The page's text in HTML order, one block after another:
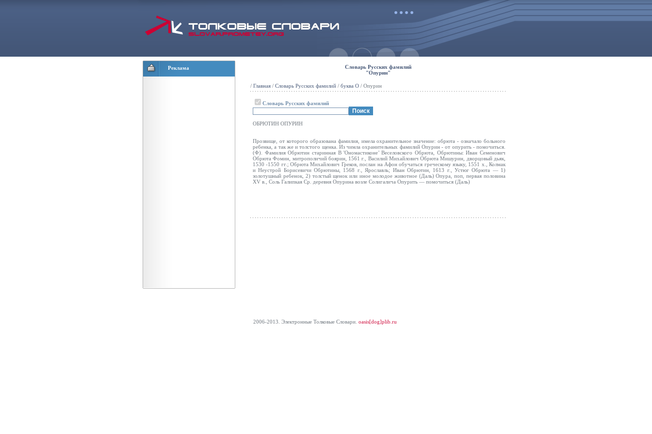
Реклама
Словарь Русских фамилий
"Опурин"
/ Главная / Словарь Русских фамилий / буква О / Опурин
Словарь Русских фамилий
ОБРЮТИН ОПУРИН
Прозвище, от которого образована фамилия, имела охранительное значение: обрюта - означало больного
ребенка, а так же и толстого щенка. Из чимла охранительных фамилий Опурин - от опурить - помочиться.
(Ф). Фамилия Обрютин старинная В 'Ономастиконе' Веселовского Обрюта, Обрютины: Иван Семенович
Обрюта Фомин, митрополичий боярин, 1561 г., Василий Михайлович Обрюта Мишурин, дворцовый дьяк,
1530 -1550 гг.; Обрюта Михайлович Греков, послан на Афон обучаться греческому языку, 1551 х., Колмак
и Неустрой Борисевичи Обрютины, 1568 г., Ярославль; Иван Обрютин, 1613 г., Устюг Обрюта — 1)
золотушный ребенок, 2) толстый щенок или иное молодое животное (Даль) Опура, поп, первая половина
XV в., Соль Галипкая Ср. деревня Опурина возле Солигалича Опурить — помочиться (Даль)
2006-2013. Электронные Толковые Cловари. oasis[dog]plib.ru